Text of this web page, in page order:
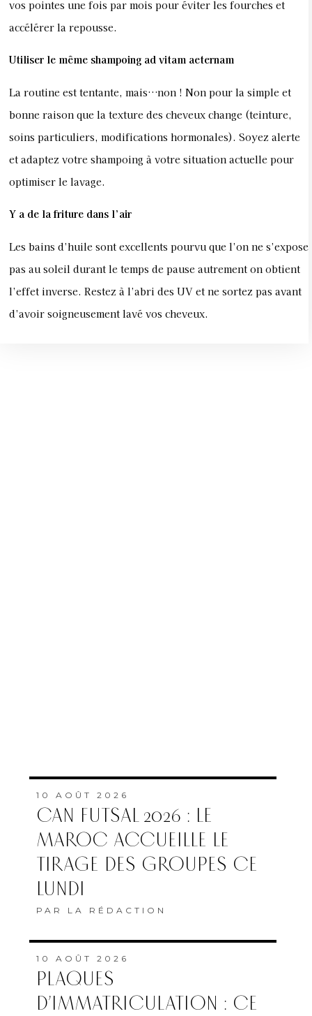
vos pointes une fois par mois pour éviter les fourches et
accélérer la repousse.
Utiliser le même shampoing ad vitam aeternam
La routine est tentante, mais…non ! Non pour la simple et
bonne raison que la texture des cheveux change (teinture,
soins particuliers, modifications hormonales). Soyez alerte
et adaptez votre shampoing à votre situation actuelle pour
optimiser le lavage.
Y a de la friture dans l’air
Les bains d’huile sont excellents pourvu que l’on ne s’expose
pas au soleil durant le temps de pause autrement on obtient
l’effet inverse. Restez à l’abri des UV et ne sortez pas avant
d’avoir soigneusement lavé vos cheveux.
10 AOÛT 2026
CAN FUTSAL 2026 : LE
MAROC ACCUEILLE LE
TIRAGE DES GROUPES CE
LUNDI
PAR LA RÉDACTION
10 AOÛT 2026
PLAQUES
D’IMMATRICULATION : CE